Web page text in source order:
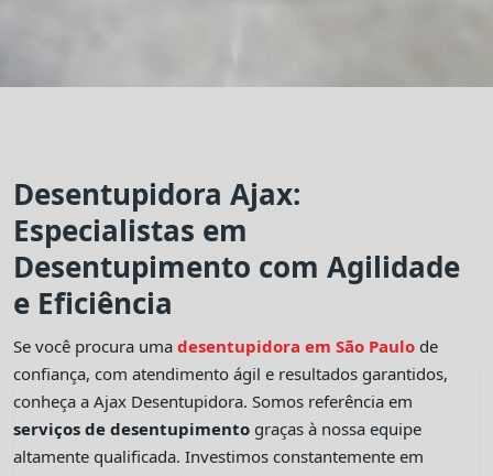
Desentupidora Ajax:
Especialistas em
Desentupimento com Agilidade
e Eficiência
Se você procura umadesentupidora em São Paulo de
confiança, com atendimento ágil e resultados garantidos,
conheça a Ajax Desentupidora. Somos referência em
serviços de desentupimento graças à nossa equipe
altamente qualificada. Investimos constantemente em